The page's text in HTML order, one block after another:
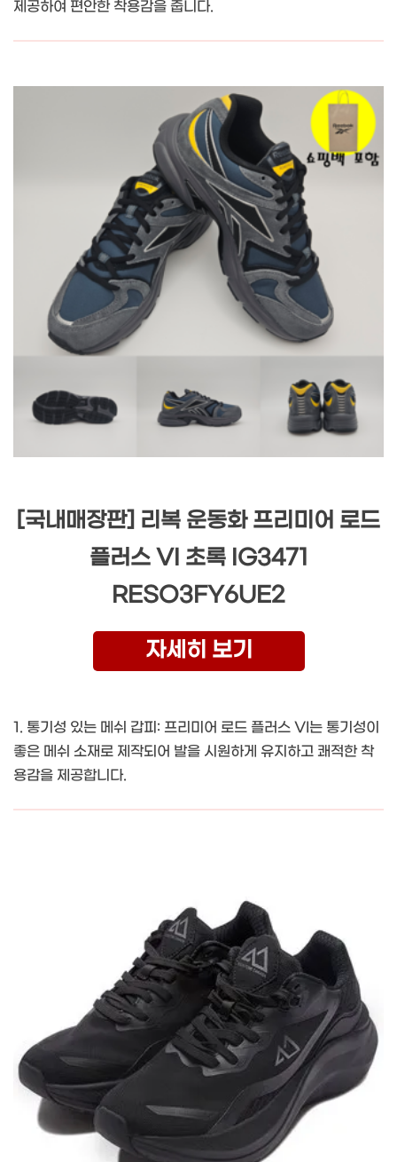
제공하여 편안한 착용감을 줍니다.
[국내매장판] 리복 운동화 프리미어 로드
플러스 VI 초록 IG3471
RESO3FY6UE2
자세히 보기
1. 통기성 있는 메쉬 갑피: 프리미어 로드 플러스 VI는 통기성이
좋은 메쉬 소재로 제작되어 발을 시원하게 유지하고 쾌적한 착
용감을 제공합니다.